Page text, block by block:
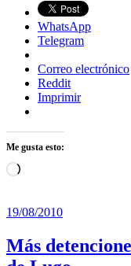
WhatsApp
Telegram
Correo electrónico
Reddit
Imprimir
Me gusta esto:
Cargando...
19/08/2010
Más